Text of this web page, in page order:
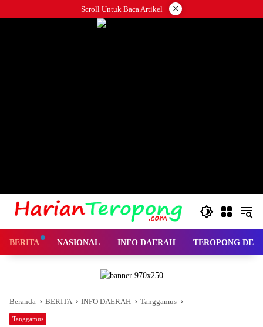
ke
Scroll Untuk Baca Artikel ×
BERITA NASIONAL INFO DAERAH TEROPONG
Beranda BERITA INFO DAERAH Tanggamus
Tanggamus